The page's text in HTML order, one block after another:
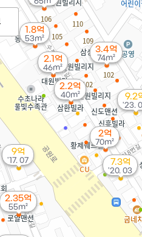
2.35억
55m²
1.8억
53m²
2.2억
40m²
2억
70m²
3.4억
74m²
9.2
'23.
2.1억
46m²
7.3억
'20. 03
9억
'17. 07